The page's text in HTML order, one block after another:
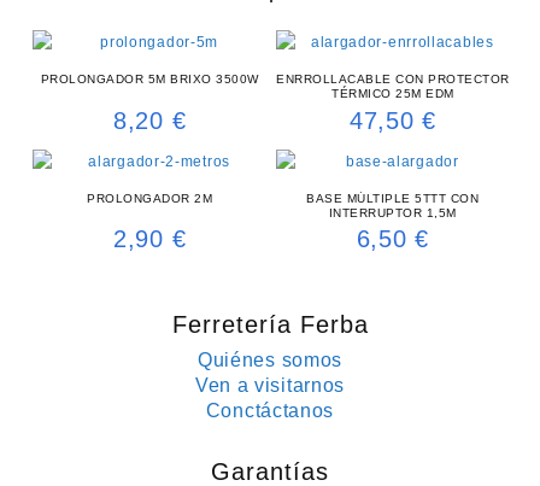
PROLONGADOR 5M BRIXO 3500W
8,20 €
ENRROLLACABLE CON PROTECTOR
TÉRMICO 25M EDM
47,50€
PROLONGADOR 2M
2,90 €
BASE MÚLTIPLE 5TTT CON
INTERRUPTOR 1,5M
6,50€
Ferretería Ferba
Quiénes somos
Ven a visitarnos
Conctáctanos
Garantías